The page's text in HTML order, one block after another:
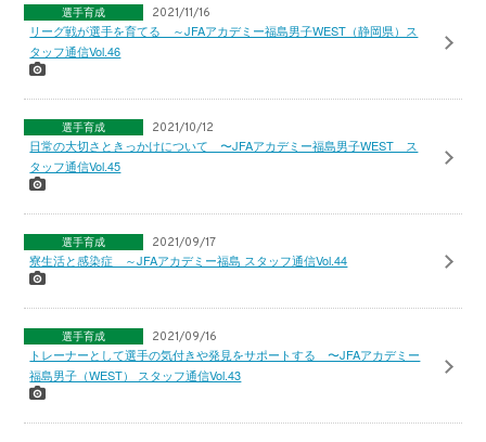
選手育成 2021/11/16
リーグ戦が選手を育てる ～JFAアカデミー福島男子WEST（静岡県）ス
タッフ通信Vol.46
選手育成 2021/10/12
日常の大切さときっかけについて 〜JFAアカデミー福島男子WEST ス
タッフ通信Vol.45
選手育成 2021/09/17
寮生活と感染症 ～JFAアカデミー福島 スタッフ通信Vol.44
選手育成 2021/09/16
トレーナーとして選手の気付きや発見をサポートする 〜JFAアカデミー
福島男子（WEST） スタッフ通信Vol.43